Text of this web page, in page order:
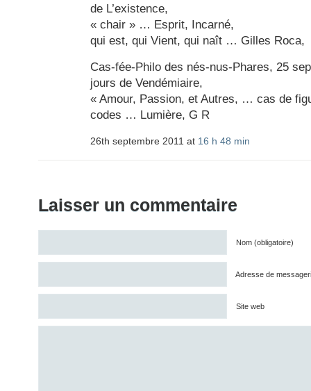
de L’existence,
« chair » … Esprit, Incarné,
qui est, qui Vient, qui naît … Gilles Roca,
Cas-fée-Philo des nés-nus-Phares, 25
jours de Vendémiaire,
« Amour, Passion, et Autres, … cas de
codes … Lumière, G R
26th septembre 2011 at 16 h 48 min
Laisser un commentaire
Nom (obligatoire)
Adresse de
Site web